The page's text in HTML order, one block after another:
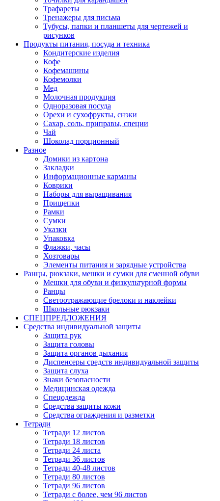
Трафареты
Тренажеры для письма
Тубусы, папки и планшеты для чертежей и
рисунков
Продукты питания, посуда и техника
Кондитерские изделия
Кофе
Кофемашины
Кофемолки
Мед
Молочная продукция
Одноразовая посуда
Орехи и сухофрукты, снэки
Сахар, соль, приправы, специи
Чай
Шоколад порционный
Разное
Домики из картона
Закладки
Информационные карманы
Коврики
Наборы для выращивания
Прищепки
Рамки
Сумки
Указки
Упаковка
Флажки, часы
Хозтовары
Элементы питания и зарядные устройства
Ранцы, рюкзаки, мешки и сумки для сменной обуви
Мешки для обуви и физкультурной формы
Ранцы
Светоотражающие брелоки и наклейки
Школьные рюкзаки
СПЕЦПРЕДЛОЖЕНИЯ
Средства индивидуальной защиты
Защита рук
Защита головы
Защита органов дыхания
Диспенсеры средств индивидуальной защиты
Защита слуха
Знаки безопасности
Медицинская одежда
Спецодежда
Средства защиты кожи
Средства ограждения и разметки
Тетради
Тетради 12 листов
Тетради 18 листов
Тетради 24 листа
Тетради 36 листов
Тетради 40-48 листов
Тетради 80 листов
Тетради 96 листов
Тетради с более, чем 96 листов